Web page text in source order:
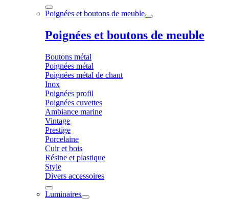
Poignées et boutons de meuble
Poignées et boutons de meuble
Boutons métal
Poignées métal
Poignées métal de chant
Inox
Poignées profil
Poignées cuvettes
Ambiance marine
Vintage
Prestige
Porcelaine
Cuir et bois
Résine et plastique
Style
Divers accessoires
Luminaires